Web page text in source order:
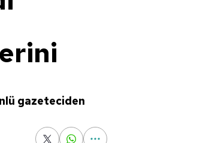
gazeteciden